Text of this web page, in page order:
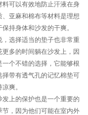
可以有效地防止汗液在身
亚麻和棉布等材料是理想
持身体和沙发的干爽。
选择适当的垫子也非常重
多的时间躺在沙发上，因
个不错的选择，它能够根
带有透气孔的记忆棉垫可
爽。
上的保护也是一个重要的
，因为他们可能在室内外